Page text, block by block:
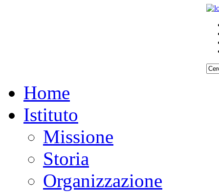
Home
Istituto
Missione
Storia
Organizzazione